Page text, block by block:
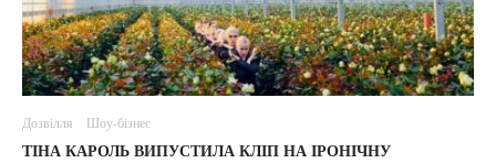
Дозвілля Шоу-бізнес
ТІНА КАРОЛЬ ВИПУСТИЛА КЛІП НА ІРОНІЧНУ